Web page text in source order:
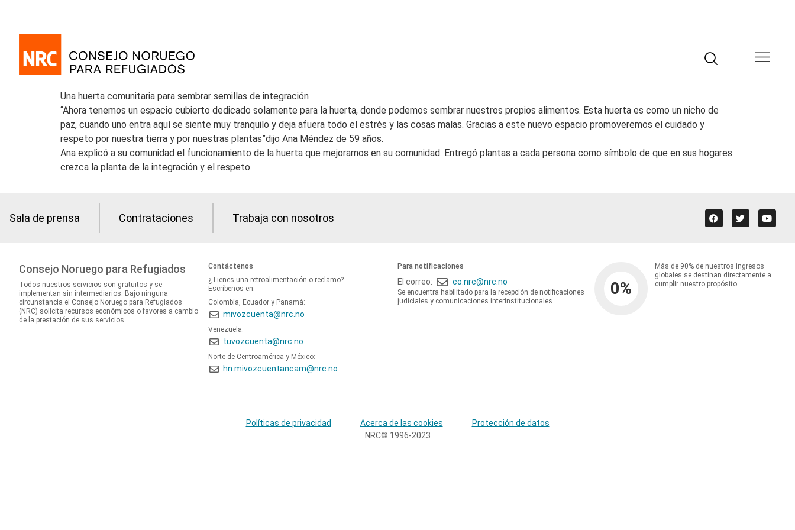
Una huerta comunitaria para sembrar semillas de integración
“Ahora tenemos un espacio cubierto dedicado solamente para la huerta, donde podemos sembrar nuestros propios alimentos. Esta huerta es como un nicho de
paz, cuando uno entra aquí se siente muy tranquilo y deja afuera todo el estrés y las cosas malas. Gracias a este nuevo espacio promoveremos el cuidado y
respeto por nuestra tierra y por nuestras plantas”dijo Ana Méndez de 59 años.
Ana explicó a su comunidad el funcionamiento de la huerta que mejoramos en su comunidad. Entregó plantas a cada persona como símbolo de que en sus hogares
crezca la planta de la integración y el respeto.
Sala de prensa Contrataciones Trabaja con nosotros
Consejo Noruego para Refugiados
Todos nuestros servicios son gratuitos y se
implementan sin intermediarios. Bajo ninguna
circunstancia el Consejo Noruego para Refugiados
(NRC) solicita recursos económicos o favores a cambio
de la prestación de sus servicios.
Contáctenos
¿Tienes una retroalimentación o reclamo?
Escríbenos en:
Colombia, Ecuador y Panamá:
mivozcuenta@nrc.no
Venezuela:
tuvozcuenta@nrc.no
Norte de Centroamérica y México:
hn.mivozcuentancam@nrc.no
Para notificaciones
El correo: co.nrc@nrc.no
Se encuentra habilitado para la recepción de notificaciones
judiciales y comunicaciones interinstitucionales.
0%
Más de 90% de nuestros ingresos
globales se destinan directamente a
cumplir nuestro propósito.
Políticas de privacidad Acerca de las cookies
Protección de datos
NRC© 1996-2023